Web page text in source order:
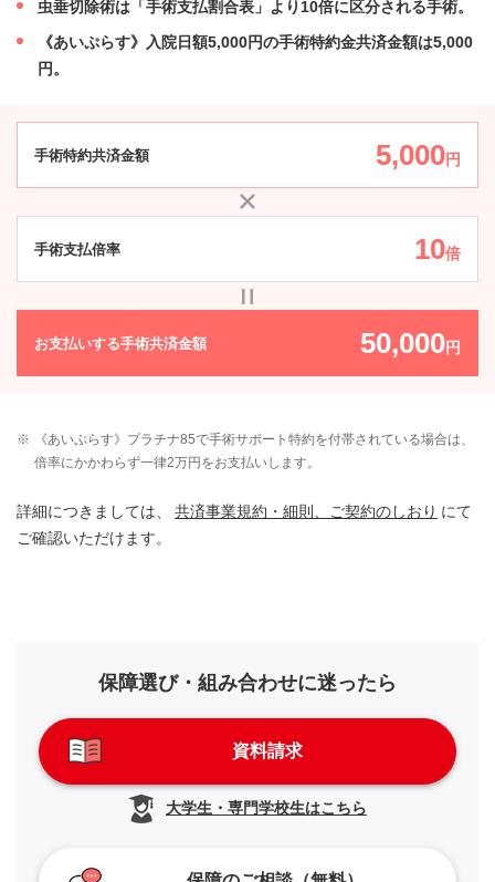
虫垂切除術は「手術支払割合表」より10倍に区分される手術。
《あいぷらす》入院日額5,000円の手術特約金共済金額は5,000
円。
手術特約共済金額 5,000円
手術支払倍率 10倍
お支払いする手術共済金額 50,000円
※
《あいぷらす》プラチナ85で手術サポート特約を付帯されている場合は、
倍率にかかわらず一律2万円をお支払いします。
詳細につきましては、 共済事業規約・細則、ご契約のしおり にて
ご確認いただけます。
保障選び・組み合わせに迷ったら
資料請求
大学生・専門学校生はこちら